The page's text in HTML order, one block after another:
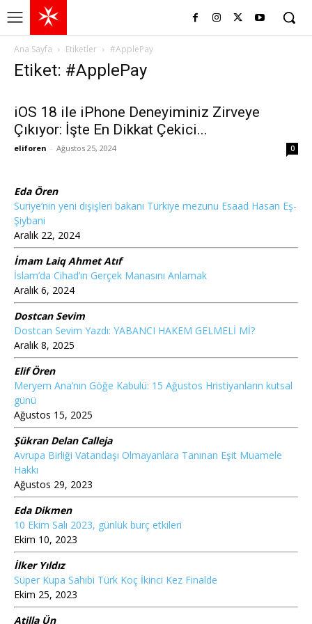
Ana Sayfa Etiketler #ApplePay
Etiket: #ApplePay
iOS 18 ile iPhone Deneyiminiz Zirveye
Çıkıyor: İşte En Dikkat Çekici...
eliforen - Ağustos 25, 2024 0
Eda Ören
Suriye’nin yeni dışişleri bakanı Türkiye mezunu Esaad Hasan Eş-
Şiybani
Aralık 22, 2024
İmam Laiq Ahmet Atıf
İslam’da Cihad’ın Gerçek Manasını Anlamak
Aralık 6, 2024
Dostcan Sevim
Dostcan Sevim Yazdı: YABANCI HAKEM GELMELİ Mİ?
Aralık 8, 2025
Elif Ören
Meryem Ana’nın Göğe Kabulü: 15 Ağustos Hristiyanların kutsal
günü
Ağustos 15, 2025
Şükran Delan Calleja
Avrupa Birliği Vatandaşı Olmayanlara Tanınan Eşit Muamele
Hakkı
Ağustos 29, 2023
Eda Dikmen
10 Ekim Salı 2023, günlük burç etkileri
Ekim 10, 2023
İlker Yıldız
Süper Kupa Sahibi Türk Koç İkinci Kez Finalde
Ekim 25, 2023
Atilla Ün